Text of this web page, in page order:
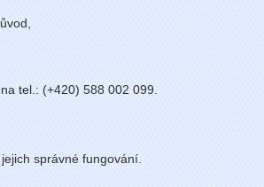
tel.: (+420) 588 002 099.
správné fungování.